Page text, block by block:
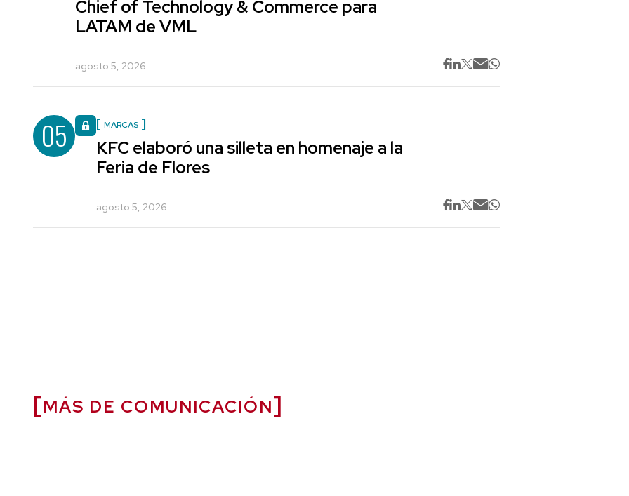
Chief of Technology & Commerce para
LATAM de VML
agosto 5, 2026
05 MARCAS
KFC elaboró una silleta en homenaje a la
Feria de Flores
agosto 5, 2026
MÁS DE COMUNICACIÓN